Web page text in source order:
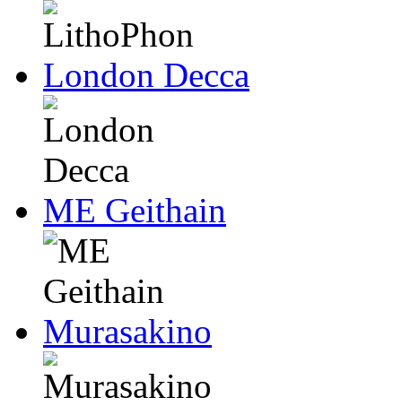
London Decca
ME Geithain
Murasakino